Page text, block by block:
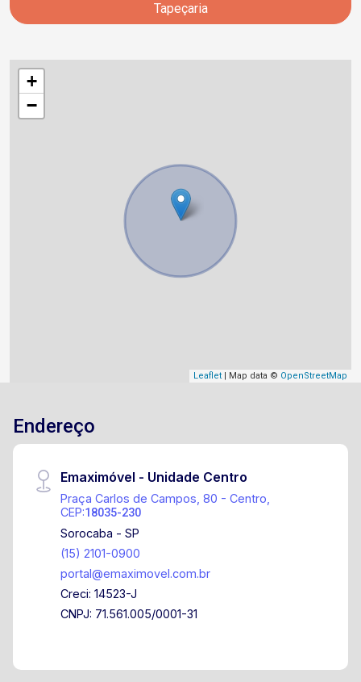
Tapeçaria
+
−
Leaflet | Map data © OpenStreetMap
Endereço
Emaximóvel - Unidade Centro
Praça Carlos de Campos, 80 - Centro,
CEP:18035-230
Sorocaba - SP
(15) 2101-0900
portal@emaximovel.com.br
Creci: 14523-J
CNPJ: 71.561.005/0001-31